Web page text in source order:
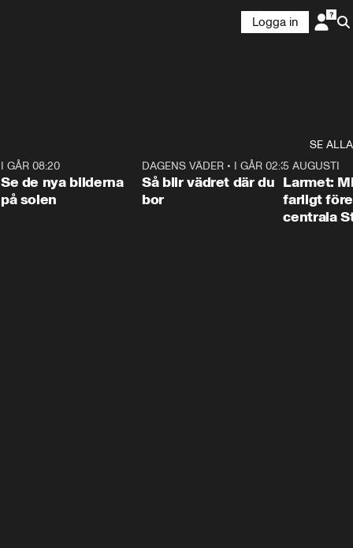
Logga in
SE ALLA
I GÅR 08:20
Se de nya bilderna
på solen
1:06
DAGENS VÄDER • I GÅR 02:30
Så blir vädret där du
bor
5 AUGUSTI
Larmet:
farligt
centrala